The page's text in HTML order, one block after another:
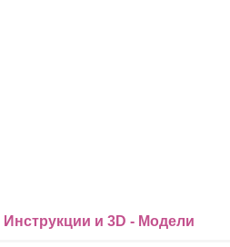
Инструкции и 3D - Модели